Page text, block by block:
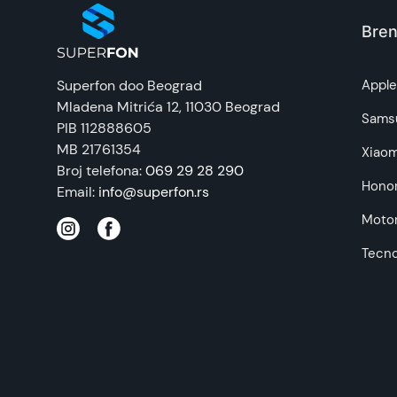
Stilizovan izgled
: Alivo preklopne futrole
elegantan izgled.
razgovarate bez držanja celog telefona.
Ukratko:
Xiaomi Redmi A1 preklopna futrola Roze ALIVO
modela, takođe možete pogledati i ostalu
Zemlja porekla:
Prava potrošača:
Napomena:
Superfon doo Beograd
Mladena Mitrića 12, 11030 Beograd
PIB 112888605
MB 21761354
Broj telefona:069 29 28 290
Email: info@superfon.rs
Apple